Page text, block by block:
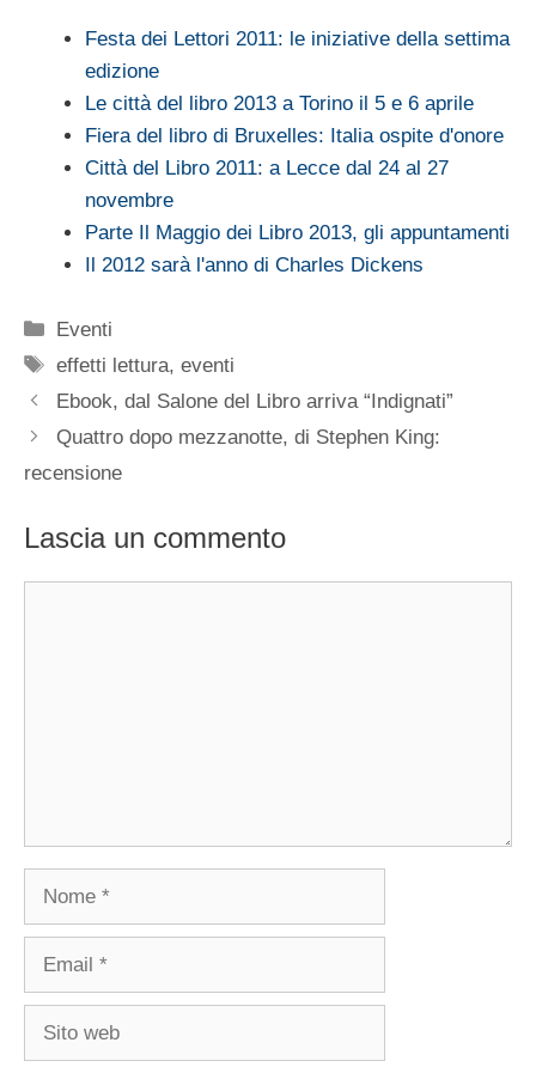
Festa dei Lettori 2011: le iniziative della settima
edizione
Le città del libro 2013 a Torino il 5 e 6 aprile
Fiera del libro di Bruxelles: Italia ospite d'onore
Città del Libro 2011: a Lecce dal 24 al 27
novembre
Parte Il Maggio dei Libro 2013, gli appuntamenti
Il 2012 sarà l'anno di Charles Dickens
Categorie
Eventi
Tag
effetti lettura,eventi
Ebook, dal Salone del Libro arriva “Indignati”
Quattro dopo mezzanotte, di Stephen King:
recensione
Lascia un commento
Nome
Email
Sito